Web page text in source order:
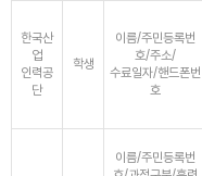
한국산
업
인력공
단
학생
이름/주민등록번
호/주소/
수료일자/핸드폰번
호
이름/주민등록번